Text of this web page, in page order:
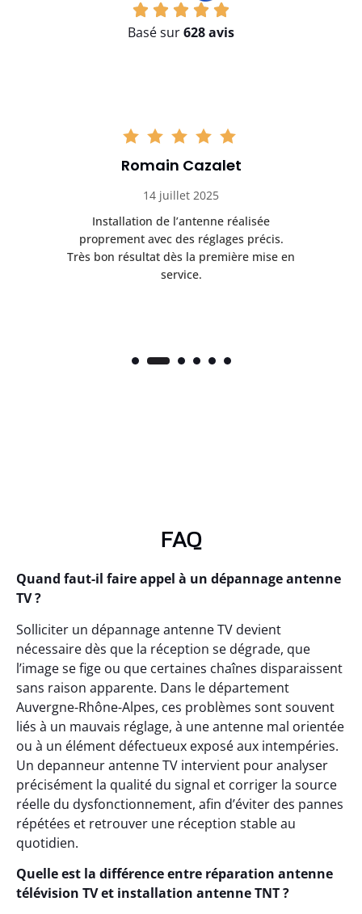
Basé sur628 avis
Romain Cazalet
14 juillet 2025
Installation de l’antenne réalisée
proprement avec des réglages précis.
Très bon résultat dès la première mise en
service.
FAQ
Quand faut-il faire appel à un dépannage antenne
TV ?
Solliciter un dépannage antenne TV devient
nécessaire dès que la réception se dégrade, que
l’image se fige ou que certaines chaînes disparaissent
sans raison apparente. Dans le département
Auvergne-Rhône-Alpes, ces problèmes sont souvent
liés à un mauvais réglage, à une antenne mal orientée
ou à un élément défectueux exposé aux intempéries.
Un depanneur antenne TV intervient pour analyser
précisément la qualité du signal et corriger la source
réelle du dysfonctionnement, afin d’éviter des pannes
répétées et retrouver une réception stable au
quotidien.
Quelle est la différence entre réparation antenne
télévision TV et installation antenne TNT ?